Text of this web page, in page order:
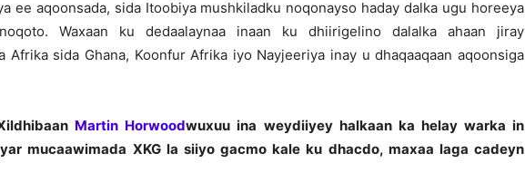
ee aqoonsada, sida Itoobiya mushkiladku noqonayso haday dalka ugu horeeya
Waxaan ku dedaalaynaa inaan ku dhiirigelino dalalka ahaan jiray
Afrika sida Ghana, Koonfur Afrika iyo Nayjeeriya inay u dhaqaaqaan aqoonsiga
Martin Horwoodwuxuu ina weydiiyey halkaan ka helay warka in
mucaawimada XKG la siiyo gacmo kale ku dhacdo, maxaa laga cadeyn